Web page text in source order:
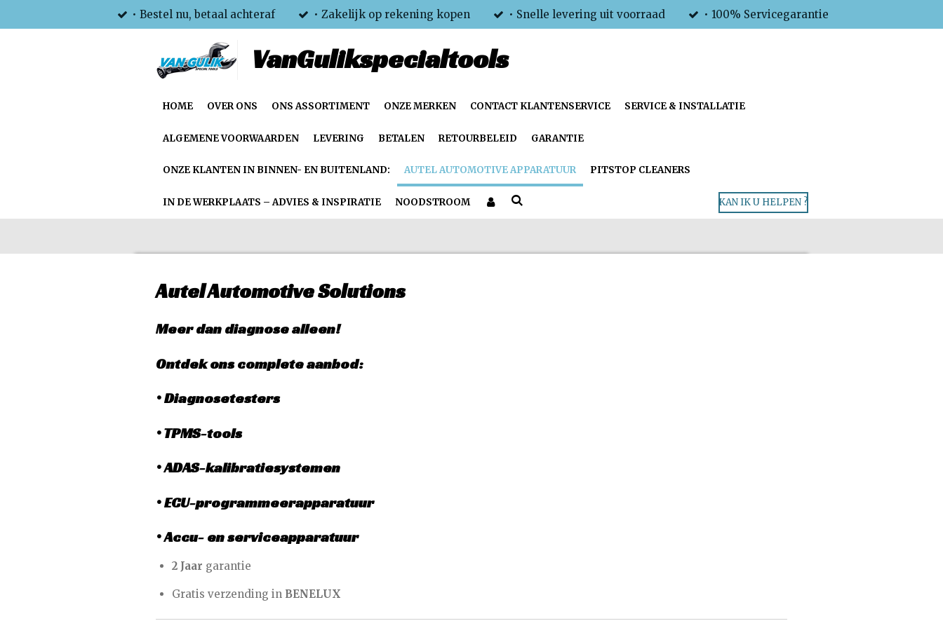
direct
• Bestel nu, betaal achteraf • Zakelijk op rekening kopen • Snelle levering uit voorraad • 100% Servicegarantie
VanGulikspecialtools
HOME OVER ONS ONS ASSORTIMENT ONZE MERKEN CONTACT KLANTENSERVICE SERVICE & INSTALLATIE
ALGEMENE VOORWAARDEN LEVERING BETALEN RETOURBELEID GARANTIE
ONZE KLANTEN IN BINNEN- EN BUITENLAND: AUTEL AUTOMOTIVE APPARATUUR PITSTOP CLEANERS
IN DE WERKPLAATS – ADVIES & INSPIRATIE NOODSTROOM KAN IK U HELPEN ?
Autel Automotive Solutions
Meer dan diagnose alleen!
Ontdek ons complete aanbod:
•Diagnosetesters
•TPMS-tools
•ADAS-kalibratiesystemen
•ECU-programmeerapparatuur
•Accu- en serviceapparatuur
2 Jaar garantie
Gratis verzending in BENELUX